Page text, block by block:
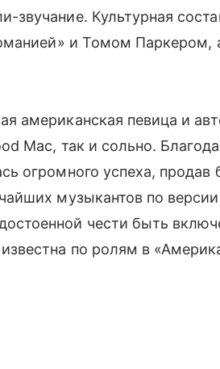
звучание. Культурная
и Томом Паркером,
американская певица и
Mac, так и сольно.
огромного успеха,
музыкантов по
чести быть
по ролям в